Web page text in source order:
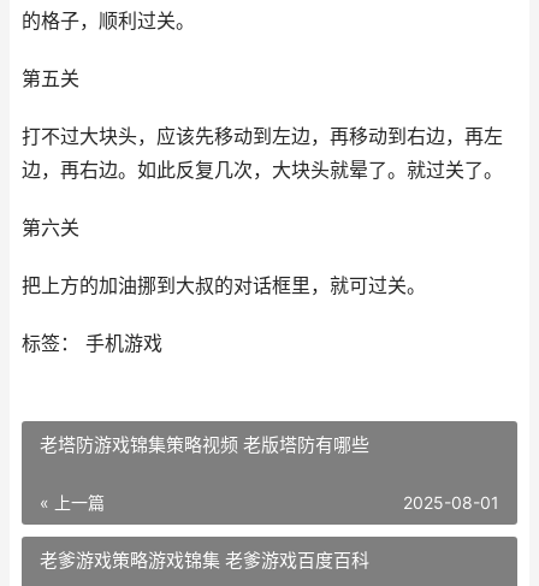
的格子，顺利过关。
第五关
打不过大块头，应该先移动到左边，再移动到右边，再左
边，再右边。如此反复几次，大块头就晕了。就过关了。
第六关
把上方的加油挪到大叔的对话框里，就可过关。
标签： 手机游戏
老塔防游戏锦集策略视频 老版塔防有哪些
« 上一篇 2025-08-01
老爹游戏策略游戏锦集 老爹游戏百度百科